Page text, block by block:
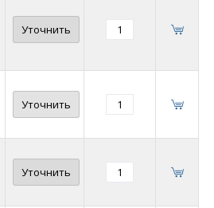
Уточнить
Уточнить
Уточнить